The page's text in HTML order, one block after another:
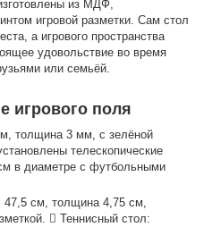
из МДФ,
игровой разметки. Сам стол
а игрового пространства
удовольствие во время
или семьёй.
игрового поля
толщина 3 мм, с зелёной
телескопические
в диаметре с футбольными
47,5 см, толщина 4,75 см,
 Теннисный стол: